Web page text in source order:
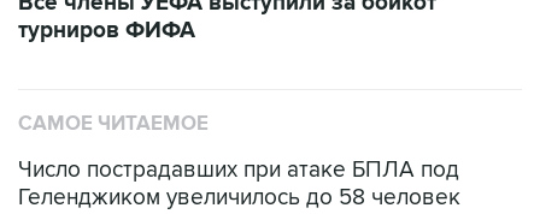
турниров ФИФА
САМОЕ ЧИТАЕМОЕ
Число пострадавших при атаке БПЛА под
Геленджиком увеличилось до 58 человек